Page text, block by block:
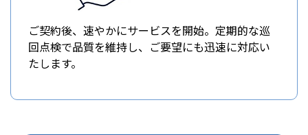
ご契約後、速やかにサービスを開始。定期的な巡
回点検で品質を維持し、ご要望にも迅速に対応い
たします。